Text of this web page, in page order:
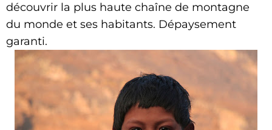
découvrir la plus haute chaîne de montagne
du monde et ses habitants. Dépaysement
garanti.